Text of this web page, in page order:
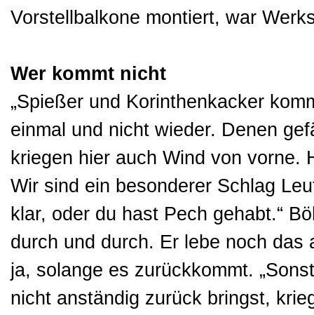
Vorstellbalkone montiert, war
Wer kommt nicht
„Spießer und Korinthenkacker
einmal und nicht wieder. Denen
kriegen hier auch Wind von vorne.
Wir sind ein besonderer Schlag
klar, oder du hast Pech gehabt.“
durch und durch. Er lebe noch
ja, solange es zurückkommt.
nicht anständig zurück bringst,